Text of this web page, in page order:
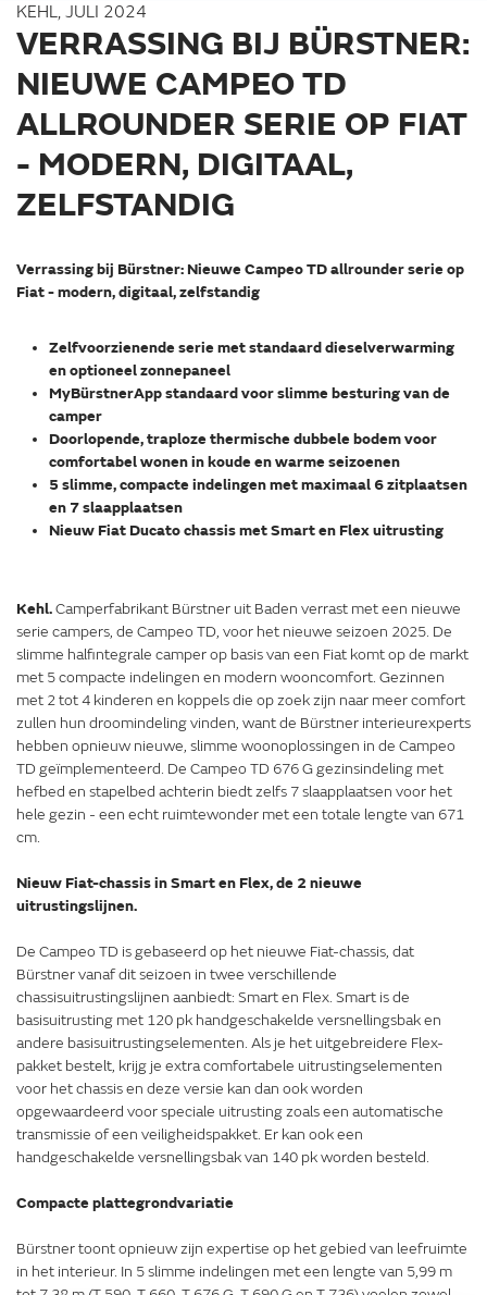
KEHL, JULI 2024
VERRASSING BIJ BÜRSTNER:
NIEUWE CAMPEO TD
ALLROUNDER SERIE OP FIAT
- MODERN, DIGITAAL,
ZELFSTANDIG
Verrassing bij Bürstner: Nieuwe Campeo TD allrounder serie op
Fiat - modern, digitaal, zelfstandig
Zelfvoorzienende serie met standaard dieselverwarming
en optioneel zonnepaneel
MyBürstnerApp standaard voor slimme besturing van de
camper
Doorlopende, traploze thermische dubbele bodem voor
comfortabel wonen in koude en warme seizoenen
5 slimme, compacte indelingen met maximaal 6 zitplaatsen
en 7 slaapplaatsen
Nieuw Fiat Ducato chassis met Smart en Flex uitrusting
Kehl.Camperfabrikant Bürstner uit Baden verrast met een nieuwe
serie campers, de Campeo TD, voor het nieuwe seizoen 2025. De
slimme halfintegrale camper op basis van een Fiat komt op de markt
met 5 compacte indelingen en modern wooncomfort. Gezinnen
met 2 tot 4 kinderen en koppels die op zoek zijn naar meer comfort
zullen hun droomindeling vinden, want de Bürstner interieurexperts
hebben opnieuw nieuwe, slimme woonoplossingen in de Campeo
TD geïmplementeerd. De Campeo TD 676 G gezinsindeling met
hefbed en stapelbed achterin biedt zelfs 7 slaapplaatsen voor het
hele gezin - een echt ruimtewonder met een totale lengte van 671
cm.
Nieuw Fiat-chassis in Smart en Flex, de 2 nieuwe
uitrustingslijnen.
De Campeo TD is gebaseerd op het nieuwe Fiat-chassis, dat
Bürstner vanaf dit seizoen in twee verschillende
chassisuitrustingslijnen aanbiedt: Smart en Flex. Smart is de
basisuitrusting met 120 pk handgeschakelde versnellingsbak en
andere basisuitrustingselementen. Als je het uitgebreidere Flex-
pakket bestelt, krijg je extra comfortabele uitrustingselementen
voor het chassis en deze versie kan dan ook worden
opgewaardeerd voor speciale uitrusting zoals een automatische
transmissie of een veiligheidspakket. Er kan ook een
handgeschakelde versnellingsbak van 140 pk worden besteld.
Compacte plattegrondvariatie
Bürstner toont opnieuw zijn expertise op het gebied van leefruimte
in het interieur. In 5 slimme indelingen met een lengte van 5,99 m